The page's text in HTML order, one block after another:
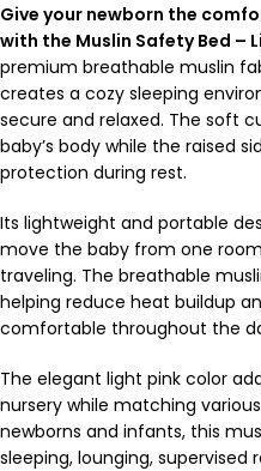
Give your newborn the
with the Muslin Safety Bed –
premium breathable muslin
creates a cozy sleeping
secure and relaxed. The soft
baby’s body while the raised
protection during rest.
Its lightweight and portable
move the baby from one
traveling. The breathable
helping reduce heat buildup
comfortable throughout the
The elegant light pink color
nursery while matching
newborns and infants, this
sleeping, lounging, supervised